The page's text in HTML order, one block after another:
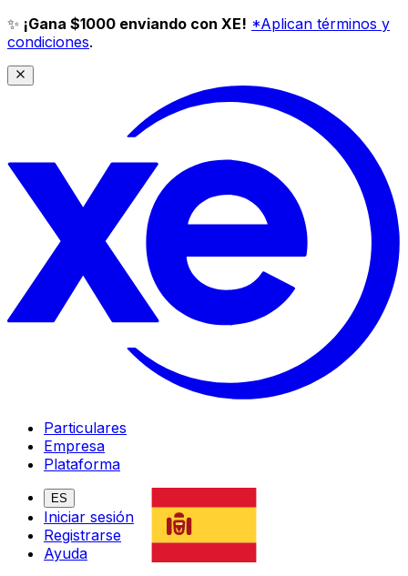
✨ ¡Gana $1000 enviando con XE! *Aplican términos y
condiciones.
Particulares
Empresa
Plataforma
ES
Iniciar sesión
Registrarse
Ayuda